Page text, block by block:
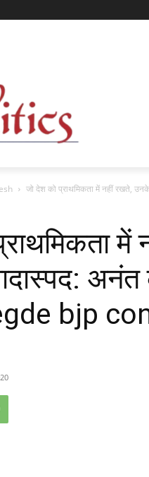
जो देश को प्राथमिकता में नहीं रखते, उनके
bjp